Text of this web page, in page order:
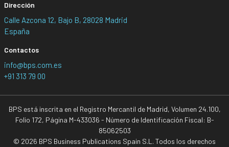
Dirección
Calle Azcona 12, Bajo B, 28028 Madrid
España
Contactos
info@bps.com.es
+91 313 79 00
BPS está inscrita en el Registro Mercantil de Madrid, Volumen 24.100,
Folio 172, Página M-433036 - Número de Identificación Fiscal: B-
85062503
© 2026 BPS Business Publications Spain S.L. Todos los derechos